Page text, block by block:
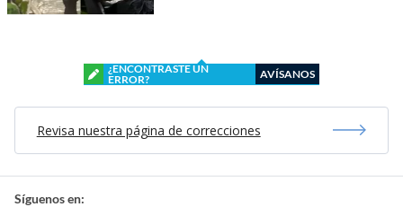
¿ENCONTRASTE UN
ERROR?
AVÍSANOS
Revisa nuestra página de correcciones
Síguenos en: